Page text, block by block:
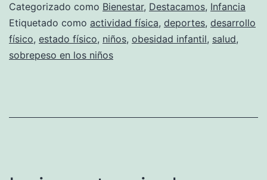
los
niños
Categorizado como Bienestar, Destacamos, Infancia
Etiquetado como actividad física, deportes, desarrollo
físico, estado físico, niños, obesidad infantil, salud,
sobrepeso en los niños